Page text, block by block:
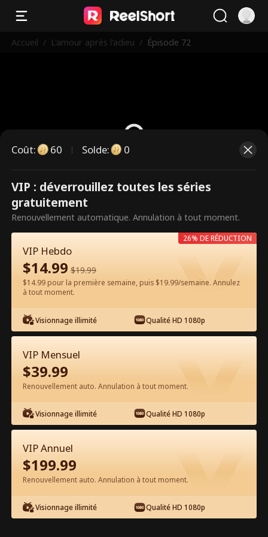
Accueil / L'amour après l'adieu / Épisode 72
Ce sont des épisodes payants.
Débloquez pour regarder.
Regarder gratuitement sur l'App
Épisode 72 - L'amour après l'adieu
Film complet
0-49 50-75 Tous les épisodes
Coût: 60 Solde: 0
VIP : déverrouillez toutes les séries
gratuitement
Renouvellement automatique. Annulation à tout moment.
VIP Hebdo
$14.99 $19.99
$14.99 pour la première semaine, puis $19.99/semaine. Annulez
à tout moment.
Visionnage illimité Qualité HD 1080p
26% DE RÉDUCTION
VIP Mensuel
$39.99
Renouvellement auto. Annulation à tout moment.
Visionnage illimité Qualité HD 1080p
VIP Annuel
$199.99
Renouvellement auto. Annulation à tout moment.
Visionnage illimité Qualité HD 1080p